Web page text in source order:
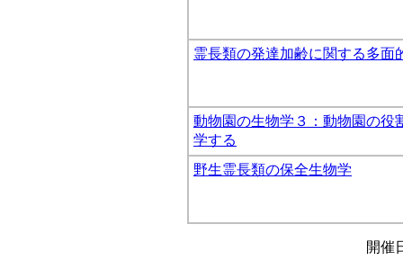
霊長類の発達加齢に関する多面
動物園の生物学３：動物園の役
学する
野生霊長類の保全生物学
開催